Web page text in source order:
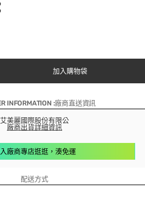
加入購物袋
INFORMATION :廠商直送資訊
艾美麗國際股份有限公
廠商出貨詳細資訊
廠商專店逛逛，湊免運
配送方式